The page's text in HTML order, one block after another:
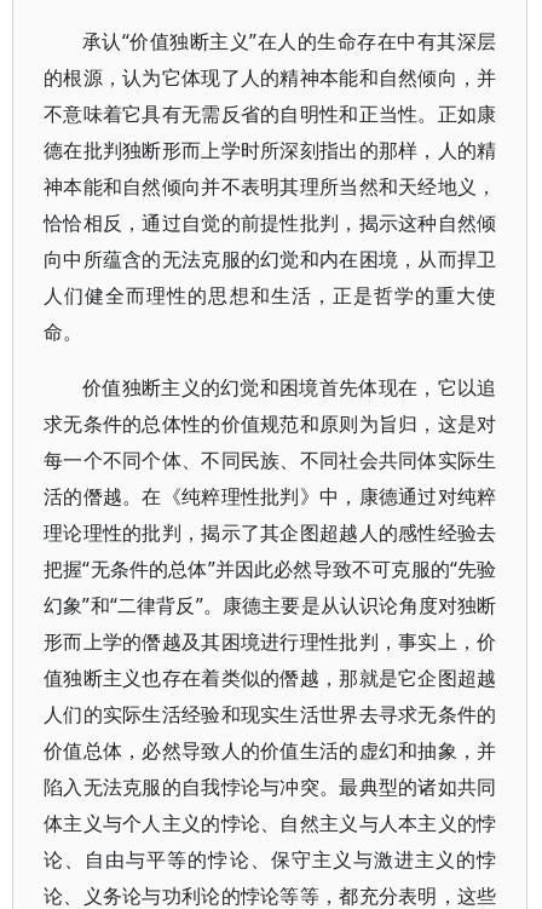
承认“价值独断主义”在人的生命存在中有其深层
的根源，认为它体现了人的精神本能和自然倾向，并
不意味着它具有无需反省的自明性和正当性。正如康
德在批判独断形而上学时所深刻指出的那样，人的精
神本能和自然倾向并不表明其理所当然和天经地义，
恰恰相反，通过自觉的前提性批判，揭示这种自然倾
向中所蕴含的无法克服的幻觉和内在困境，从而捍卫
人们健全而理性的思想和生活，正是哲学的重大使
命。
价值独断主义的幻觉和困境首先体现在，它以追
求无条件的总体性的价值规范和原则为旨归，这是对
每一个不同个体、不同民族、不同社会共同体实际生
活的僭越。在《纯粹理性批判》中，康德通过对纯粹
理论理性的批判，揭示了其企图超越人的感性经验去
把握“无条件的总体”并因此必然导致不可克服的“先验
幻象”和“二律背反”。康德主要是从认识论角度对独断
形而上学的僭越及其困境进行理性批判，事实上，价
值独断主义也存在着类似的僭越，那就是它企图超越
人们的实际生活经验和现实生活世界去寻求无条件的
价值总体，必然导致人的价值生活的虚幻和抽象，并
陷入无法克服的自我悖论与冲突。最典型的诸如共同
体主义与个人主义的悖论、自然主义与人本主义的悖
论、自由与平等的悖论、保守主义与激进主义的悖
论、义务论与功利论的悖论等等，都充分表明，这些